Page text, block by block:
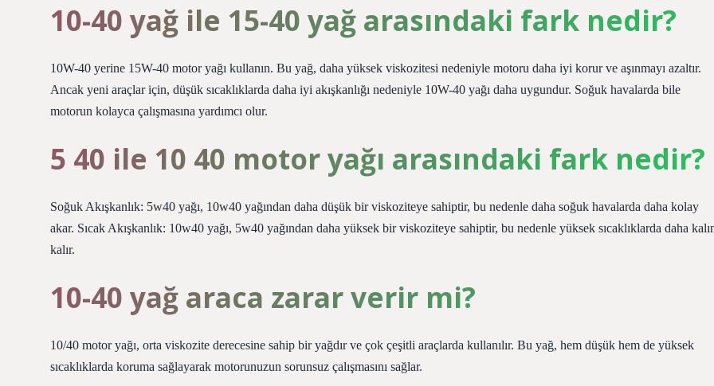
10-40 yağ ile 15-40 yağ arasındaki fark nedir?
10W-40 yerine 15W-40 motor yağı kullanın. Bu yağ, daha yüksek viskozitesi nedeniyle motoru daha iyi korur ve aşınmayı azaltır.
Ancak yeni araçlar için, düşük sıcaklıklarda daha iyi akışkanlığı nedeniyle 10W-40 yağı daha uygundur. Soğuk havalarda bile
motorun kolayca çalışmasına yardımcı olur.
5 40 ile 10 40 motor yağı arasındaki fark nedir?
Soğuk Akışkanlık: 5w40 yağı, 10w40 yağından daha düşük bir viskoziteye sahiptir, bu nedenle daha soğuk havalarda daha kolay
akar. Sıcak Akışkanlık: 10w40 yağı, 5w40 yağından daha yüksek bir viskoziteye sahiptir, bu nedenle yüksek sıcaklıklarda daha
kalır.
10-40 yağ araca zarar verir mi?
10/40 motor yağı, orta viskozite derecesine sahip bir yağdır ve çok çeşitli araçlarda kullanılır. Bu yağ, hem düşük hem de yüksek
sıcaklıklarda koruma sağlayarak motorunuzun sorunsuz çalışmasını sağlar.